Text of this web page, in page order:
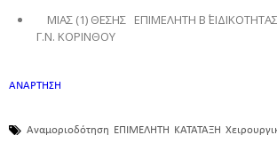
ΜΙΑΣ (1) ΘΕΣΗΣ ΕΠΙΜΕΛΗΤΗ Β΄
Γ.Ν. ΚΟΡΙΝΘΟΥ
ΑΝΑΡΤΗΣΗ
Αναμοριοδότηση ΕΠΙΜΕΛΗΤΗ ΚΑΤΑΤΑΞΗ